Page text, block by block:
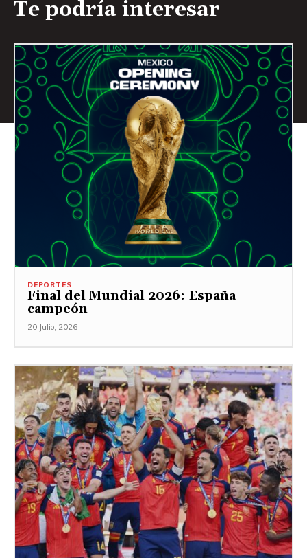
Te podría interesar
DEPORTES
Final del Mundial 2026: España
campeón
20 Julio, 2026